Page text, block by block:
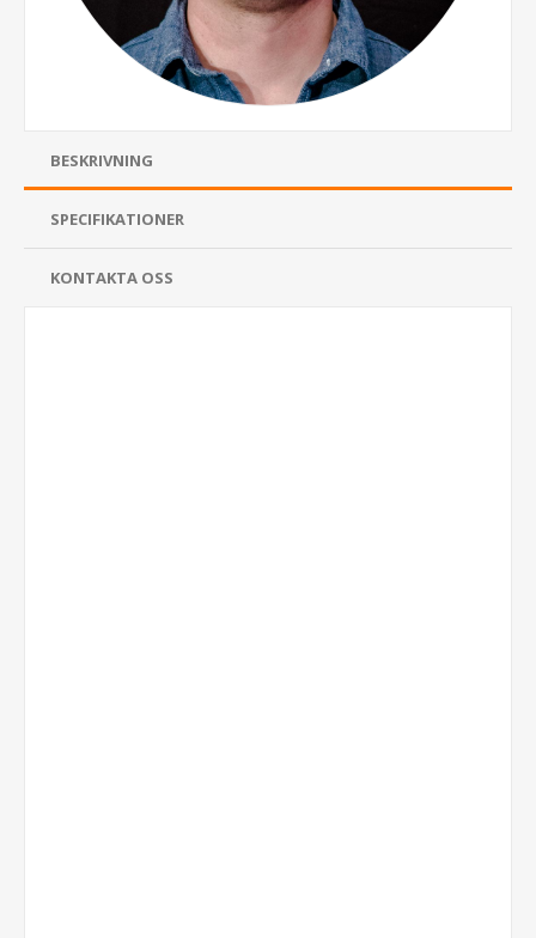
BESKRIVNING
SPECIFIKATIONER
KONTAKTA OSS